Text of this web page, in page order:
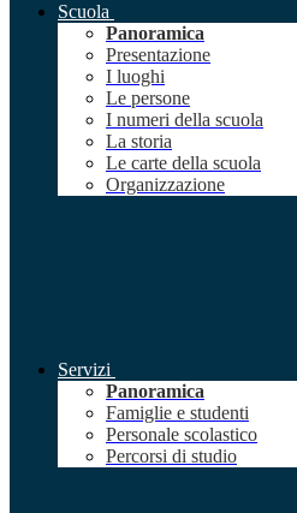
Scuola
Panoramica
Presentazione
I luoghi
Le persone
I numeri della scuola
La storia
Le carte della scuola
Organizzazione
Servizi
Panoramica
Famiglie e studenti
Personale scolastico
Percorsi di studio